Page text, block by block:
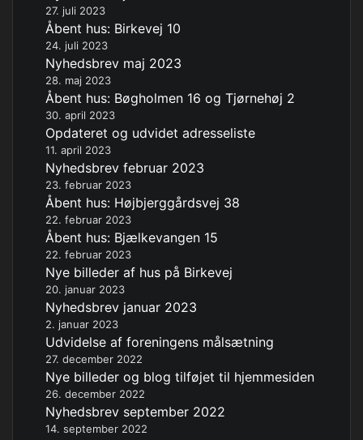
27. juli 2023
Åbent hus: Birkevej 10
24. juli 2023
Nyhedsbrev maj 2023
28. maj 2023
Åbent hus: Bøgholmen 16 og Tjørnehøj 2
30. april 2023
Opdateret og udvidet adresseliste
11. april 2023
Nyhedsbrev februar 2023
23. februar 2023
Åbent hus: Højbjerggårdsvej 38
22. februar 2023
Åbent hus: Bjælkevangen 15
22. februar 2023
Nye billeder af hus på Birkevej
20. januar 2023
Nyhedsbrev januar 2023
2. januar 2023
Udvidelse af foreningens målsætning
27. december 2022
Nye billeder og blog tilføjet til hjemmesiden
26. december 2022
Nyhedsbrev september 2022
14. september 2022